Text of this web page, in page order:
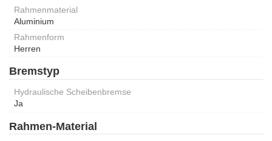
Rahmenmaterial
Aluminium
Rahmenform
Herren
Bremstyp
Hydraulische Scheibenbremse
Ja
Rahmen-Material